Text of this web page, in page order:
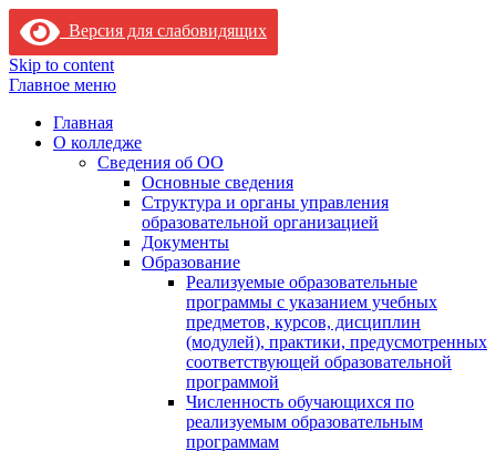
Версия для слабовидящих
Skip to content
Главное меню
Главная
О колледже
Сведения об ОО
Основные сведения
Структура и органы управления
образовательной организацией
Документы
Образование
Реализуемые образовательные
программы с указанием учебных
предметов, курсов, дисциплин
(модулей), практики, предусмотренных
соответствующей образовательной
программой
Численность обучающихся по
реализуемым образовательным
программам